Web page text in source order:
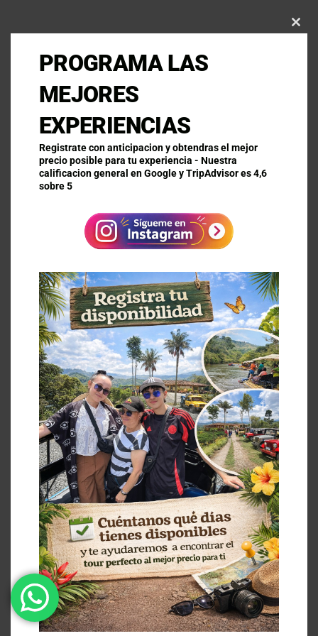
PROGRAMA LAS
MEJORES
EXPERIENCIAS
Registrate con anticipacion y obtendras el mejor
precio posible para tu experiencia - Nuestra
calificacion general en Google y TripAdvisor es 4,6
sobre 5